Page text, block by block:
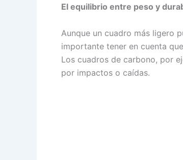
El equilibrio entre peso y
Aunque un cuadro más ligero
importante tener en cuenta
Los cuadros de carbono, por
por impactos o caídas.